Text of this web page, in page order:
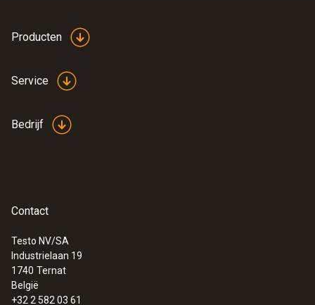
Producten
Service
Bedrijf
Contact
Testo NV/SA
Industrielaan 19
1740 Ternat
België
+32 2 582 03 61